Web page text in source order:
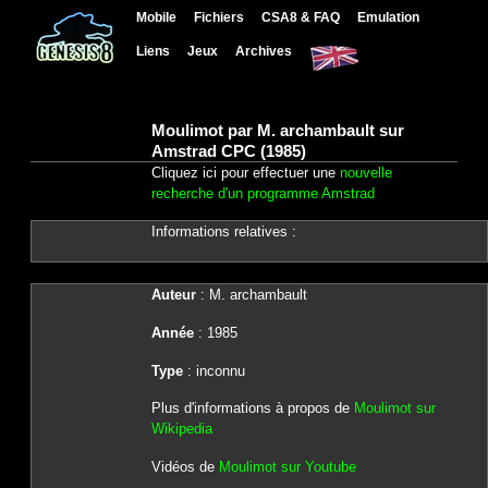
Mobile Fichiers CSA8 & FAQ Emulation
Liens Jeux Archives
Moulimot par M. archambault sur
Amstrad CPC (1985)
Cliquez ici pour effectuer une nouvelle
recherche d'un programme Amstrad
Informations relatives :
Auteur: M. archambault
Année: 1985
Type: inconnu
Plus d'informations à propos de Moulimot sur
Wikipedia
Vidéos de Moulimot sur Youtube